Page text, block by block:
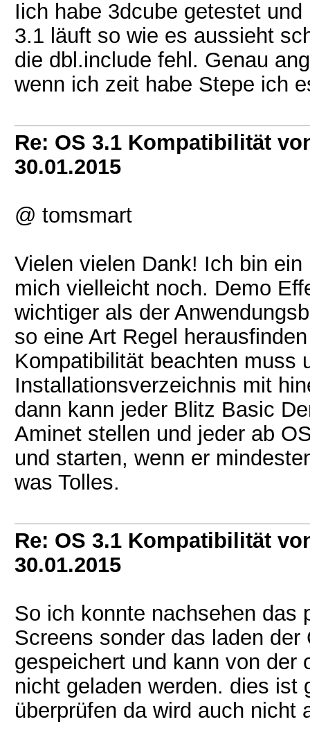
Iich habe 3dcube getestet
3.1 läuft so wie es aussieht
die dbl.include fehl. Genau
wenn ich zeit habe Stepe ich
Re: OS 3.1 Kompatibilität
30.01.2015
@ tomsmart
Vielen vielen Dank! Ich bin
mich vielleicht noch. Demo
wichtiger als der
so eine Art Regel
Kompatibilität beachten muss
Installationsverzeichnis mit
dann kann jeder Blitz Basic
Aminet stellen und jeder ab
und starten, wenn er
was Tolles.
Re: OS 3.1 Kompatibilität
30.01.2015
So ich konnte nachsehen das
Screens sonder das laden
gespeichert und kann von der
nicht geladen werden. dies
überprüfen da wird auch nicht